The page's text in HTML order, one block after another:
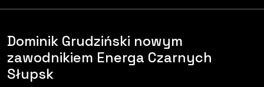
Dominik Grudziński nowym
zawodnikiem Energa Czarnych
Słupsk